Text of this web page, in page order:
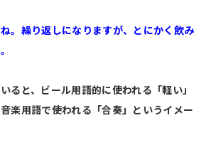
。繰り返しになりますが、とにかく飲み
ると、ビール用語的に使われる「軽い」
楽用語で使われる「合奏」というイメー